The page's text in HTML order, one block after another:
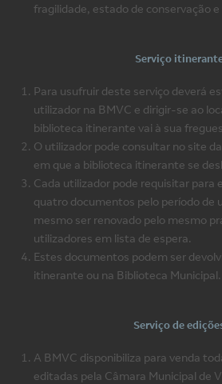
fragilidade, estado de conservação
Serviço
Para usufruir deste serviço deverá
utilizador na BMVC e dirigir-se ao
biblioteca itinerante vai à sua
O utilizador pode consultar no site
em que a biblioteca itinerante se
Cada utilizador pode requisitar para
quatro documentos pelo período de
mesmo ser renovado pelo mesmo
utilizadores em lista de espera.
Estes documentos podem ser
itinerante ou na Biblioteca Municipal.
Serviço de
A BMVC disponibiliza para venda
editadas pela Câmara Municipal de